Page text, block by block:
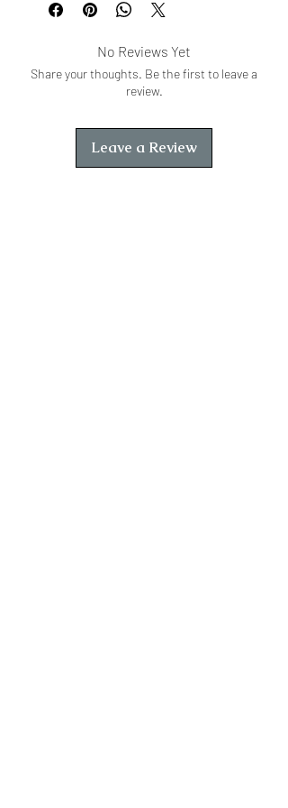
और समाज की सबसे जरूरी कहानी भी है।
No Reviews Yet
Share your thoughts. Be the first to leave a
review.
Leave a Review